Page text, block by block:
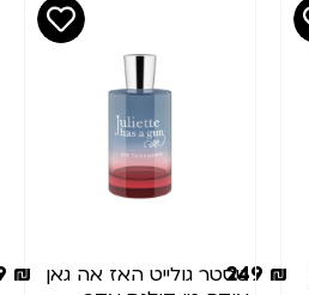
249
טסטר גולייט האז אה גאן
249 ₪